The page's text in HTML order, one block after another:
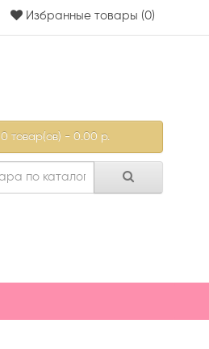
Избранные товары (0)
0 товар(ов) - 0.00 р.